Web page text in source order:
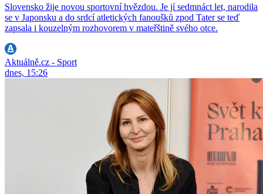
Slovensko žije novou sportovní hvězdou. Je jí sedmnáct let, narodila
se v Japonsku a do srdcí atletických fanoušků zpod Tater se teď
zapsala i kouzelným rozhovorem v mateřštině svého otce.
Aktuálně.cz - Sport
dnes, 15:26